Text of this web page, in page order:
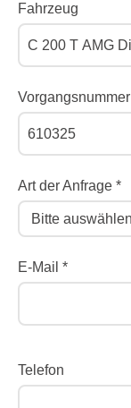
Fahrzeug
Vorgangsnummer
Art der Anfrage *
E-Mail *
Telefon